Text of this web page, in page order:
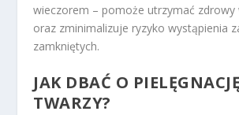
wieczorem – pomoże utrzymać zdrowy
oraz zminimalizuje ryzyko wystąpienia
zamkniętych.
JAK DBAĆ O PIELĘGNACJĘ
TWARZY?